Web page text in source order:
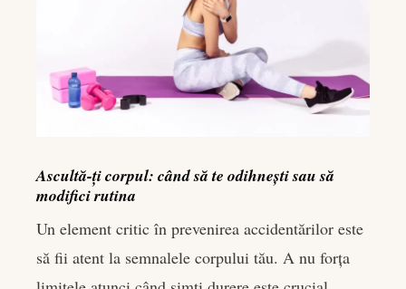
Ascultă-ți corpul: când să te odihnești sau să
modifici rutina
Un element critic în prevenirea accidentărilor este
să fii atent la semnalele corpului tău. A nu forța